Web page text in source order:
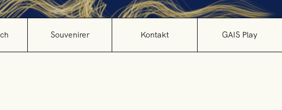
Souvenirer Kontakt GAIS Play